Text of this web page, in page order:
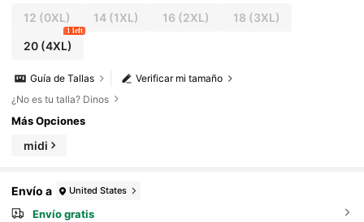
12 (0XL) 14 (1XL) 16 (2XL) 18 (3XL)
20(4XL)
1 left
Verificar mi tamaño
Guía de Tallas
¿No es tu talla? Dinos
Más Opciones
midi
Envío a United States
Envío gratis